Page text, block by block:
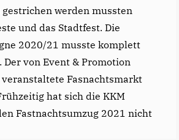
gestrichen werden mussten
und das Stadtfest. Die
2020/21 musste komplett
Der von Event & Promotion
veranstaltete Fasnachtsmarkt
hat sich die KKM
Fastnachtsumzug 2021 nicht